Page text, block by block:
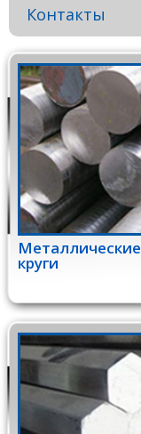
Контакты
Металлические
круги